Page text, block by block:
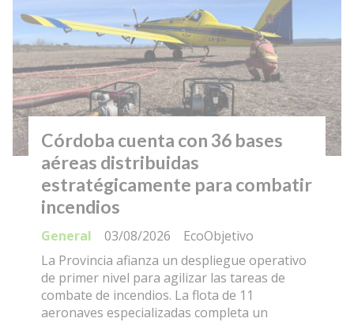
Córdoba cuenta con 36 bases
aéreas distribuidas
estratégicamente para combatir
incendios
EcoObjetivo
General
03/08/2026
La Provincia afianza un despliegue operativo
de primer nivel para agilizar las tareas de
combate de incendios. La flota de 11
aeronaves especializadas completa un